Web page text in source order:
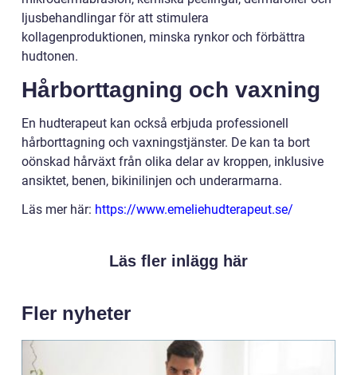
ljusbehandlingar för att stimulera
kollagenproduktionen, minska rynkor och förbättra
hudtonen.
Hårborttagning och vaxning
En hudterapeut kan också erbjuda professionell
hårborttagning och vaxningstjänster. De kan ta bort
oönskad hårväxt från olika delar av kroppen, inklusive
ansiktet, benen, bikinilinjen och underarmarna.
Läs mer här: https://www.emeliehudterapeut.se/
Läs fler inlägg här
Fler nyheter